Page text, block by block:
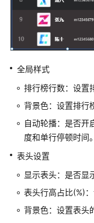
云
时
通
表
格
表
格
全局样式
排行榜行数：设置
背景色：设置排行
自动轮播：是否开
度和单行停顿时间。
表头设置
显示表头：是否显
表头行高占比(%)
背景色：设置表头